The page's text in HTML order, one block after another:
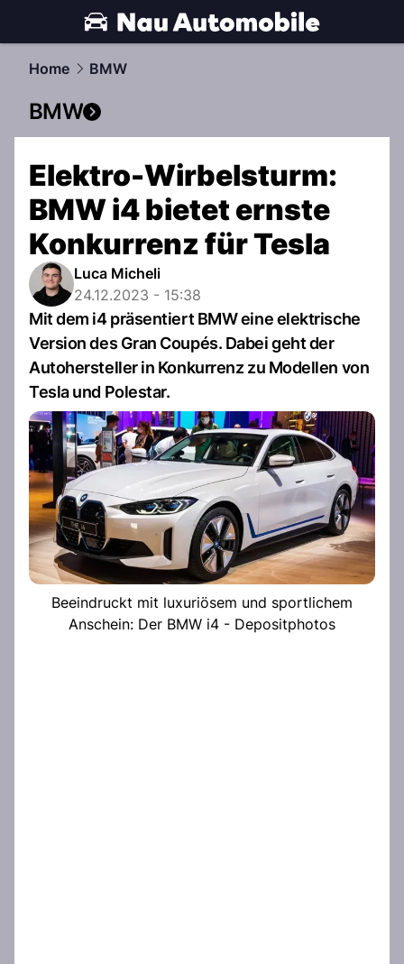
automobile.NAU.ch
Home BMW
BMW
Elektro-Wirbelsturm:
BMW i4 bietet ernste
Konkurrenz für Tesla
Luca Micheli
24.12.2023 - 15:38
Mit dem i4 präsentiert BMW eine elektrische
Version des Gran Coupés. Dabei geht der
Autohersteller in Konkurrenz zu Modellen von
Tesla und Polestar.
Beeindruckt mit luxuriösem und sportlichem
Anschein: Der BMW i4 - Depositphotos